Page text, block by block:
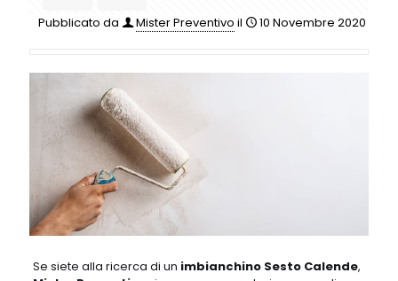
Pubblicato da Mister Preventivo il 10 Novembre 2020
Se siete alla ricerca di un imbianchino Sesto Calende,